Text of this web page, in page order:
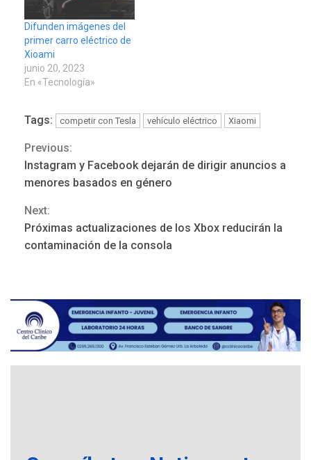
Difunden imágenes del
primer carro eléctrico de
Xioami
junio 20, 2023
En «Tecnología»
Tags: competir con Tesla vehículo eléctrico Xiaomi
Continue
Reading
Previous:
Instagram y Facebook dejarán de dirigir anuncios a
menores basados en género
Next:
Próximas actualizaciones de los Xbox reducirán la
contaminación de la consola
POLÍTICA
TITULARES
ÚLTIMA HORA
monitorear proceso de
diálogo en Venezuela
ÚLTIMA HORA
Gobierno y AN2015 en
5
Hiroshima 81 años de la
debacle atómica. Japón
debate principios no
nucleares